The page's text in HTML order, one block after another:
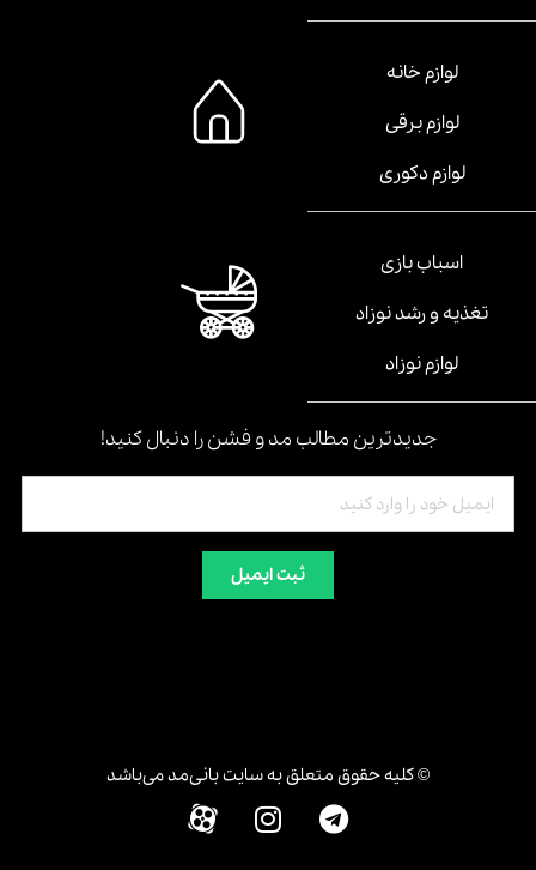
لوازم خانه
لوازم برقی
لوازم دکوری
اسباب بازی
تغذیه و رشد نوزاد
لوازم نوزاد
جدیدترین مطالب مد و فشن را دنبال کنید!
ثبت ایمیل
© کلیه حقوق متعلق به سایت بانی‌مد می‌باشد